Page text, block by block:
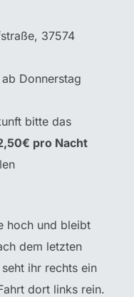
37574
Donnerstag
bitte das
pro Nacht
hoch und bleibt
dem letzten
ihr rechts ein
dort links rein.